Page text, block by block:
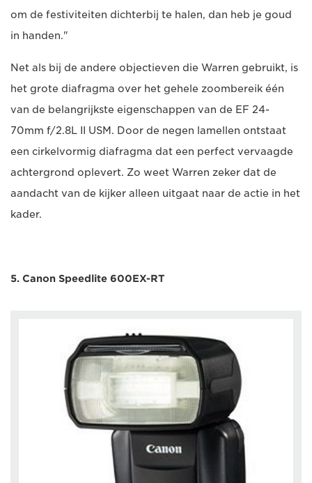
om de festiviteiten dichterbij te halen, dan heb je goud
in handen."
Net als bij de andere objectieven die Warren gebruikt, is
het grote diafragma over het gehele zoombereik één
van de belangrijkste eigenschappen van de EF 24-
70mm f/2.8L II USM. Door de negen lamellen ontstaat
een cirkelvormig diafragma dat een perfect vervaagde
achtergrond oplevert. Zo weet Warren zeker dat de
aandacht van de kijker alleen uitgaat naar de actie in het
kader.
5. Canon Speedlite 600EX-RT